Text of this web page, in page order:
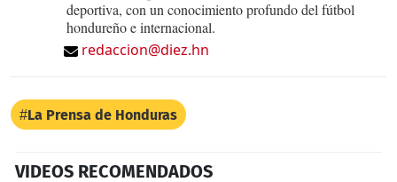
deportiva, con un conocimiento profundo del fútbol
hondureño e internacional.
redaccion@diez.hn
La Prensa de Honduras
VIDEOS RECOMENDADOS